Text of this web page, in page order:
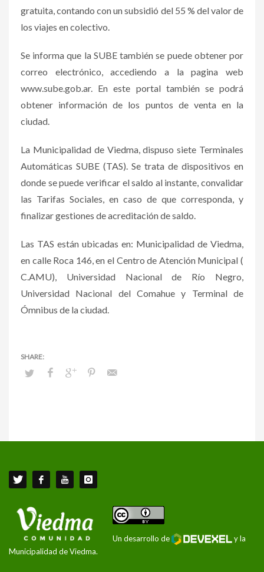
gratuita, contando con un subsidió del 55 % del valor de
los viajes en colectivo.
Se informa que la SUBE también se puede obtener por
correo electrónico, accediendo a la pagina web
www.sube.gob.ar. En este portal también se podrá
obtener información de los puntos de venta en la
ciudad.
La Municipalidad de Viedma, dispuso siete Terminales
Automáticas SUBE (TAS). Se trata de dispositivos en
donde se puede verificar el saldo al instante, convalidar
las Tarifas Sociales, en caso de que corresponda, y
finalizar gestiones de acreditación de saldo.
Las TAS están ubicadas en: Municipalidad de Viedma,
en calle Roca 146, en el Centro de Atención Municipal (
C.AMU), Universidad Nacional de Río Negro,
Universidad Nacional del Comahue y Terminal de
Ómnibus de la ciudad.
Un desarrollo de
y la
Municipalidad de Viedma.